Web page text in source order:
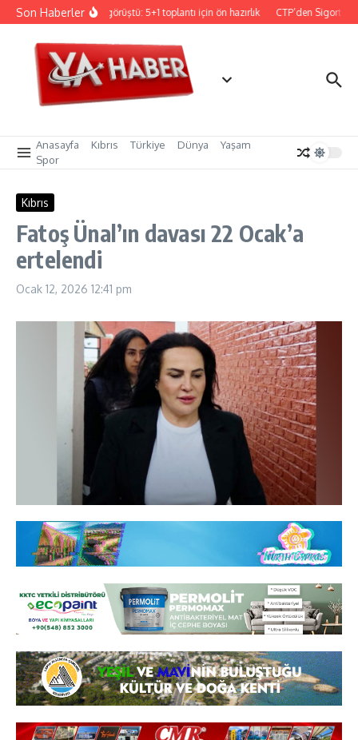
İçeriğe atla
Son HaberlerHolguin ile görüştü: 5+1 toplantı için ön hazırlık CTP’den Sigorta
Anasayfa Kıbrıs Türkiye Dünya
Yaşam
Spor
Kıbrıs
Fatoş Ünal’ın davası 22 Ocak’a
ertelendi
Ocak 12, 2026 12:41 pm